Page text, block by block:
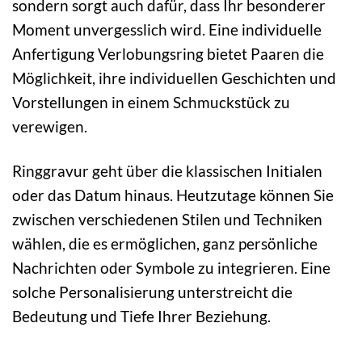
sondern sorgt auch dafür, dass Ihr besonderer
Moment unvergesslich wird. Eine individuelle
Anfertigung Verlobungsring bietet Paaren die
Möglichkeit, ihre individuellen Geschichten und
Vorstellungen in einem Schmuckstück zu
verewigen.
Ringgravur geht über die klassischen Initialen
oder das Datum hinaus. Heutzutage können Sie
zwischen verschiedenen Stilen und Techniken
wählen, die es ermöglichen, ganz persönliche
Nachrichten oder Symbole zu integrieren. Eine
solche Personalisierung unterstreicht die
Bedeutung und Tiefe Ihrer Beziehung.